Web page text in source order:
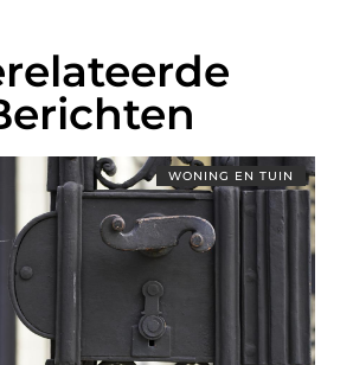
WONING EN TUIN